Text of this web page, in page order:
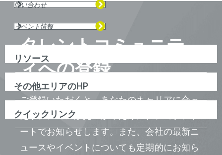
タレントコミュニテ
ィへの登録
ご登録いただくと、あなたのキャリアに合っ
たポジションが見つかった際に、ジョブアラ
ートでお知らせします。また、会社の最新ニ
ュースやイベントについても定期的にお知ら
問い合わせ
イベント情報
リソース
その他エリアのHP
クイックリンク